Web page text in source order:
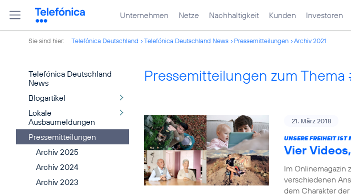
Unternehmen Netze Nachhaltigkeit Kunden Investoren
Sie sind hier: Telefónica Deutschland Telefónica Deutschland News Pressemitteilungen Archiv 2021
Telefónica Deutschland
News
Blogartikel
Lokale
Ausbaumeldungen
Pressemitteilungen
Archiv 2025
Archiv 2024
Archiv 2023
Pressemitteilungen zum Thema
21. März 2018
UNSERE FREIHEIT IST
Vier
Im Onlinemagazin
verschiedenen
dem Charakter